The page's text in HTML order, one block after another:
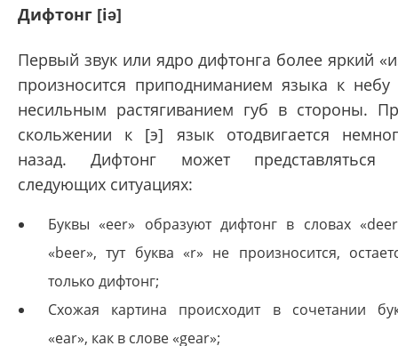
Дифтонг [iə]
Первый звук или ядро дифтонга более яркий
произносится приподниманием языка к небу
несильным растягиванием губ в стороны.
скольжении к [э] язык отодвигается
назад. Дифтонг может представляться
следующих ситуациях:
Буквы «eer» образуют дифтонг в словах
«beer», тут буква «r» не произносится,
только дифтонг;
Схожая картина происходит в сочетании
«ear», как в слове «gear»;